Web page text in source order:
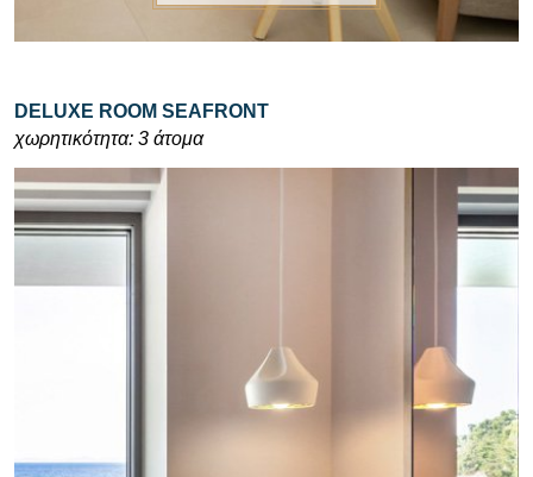
DELUXE ROOM SEAFRONT
χωρητικότητα: 3 άτομα